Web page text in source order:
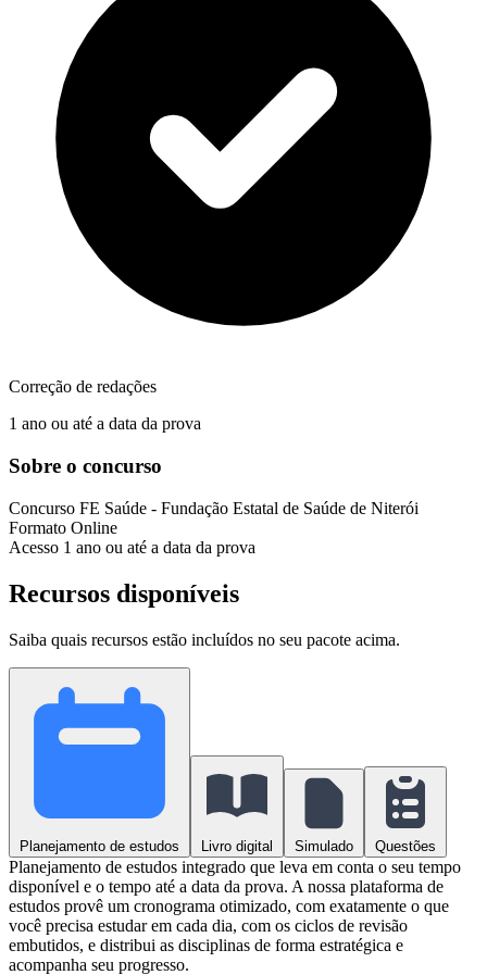
Correção de redações
1 ano ou até a data da prova
Sobre o concurso
Concurso FE Saúde - Fundação Estatal de Saúde de Niterói
Formato Online
Acesso 1 ano ou até a data da prova
Recursos disponíveis
Saiba quais recursos estão incluídos no seu pacote acima.
Planejamento de estudos Livro digital Simulado Questões
Planejamento de estudos integrado que leva em conta o seu tempo
disponível e o tempo até a data da prova. A nossa plataforma de
estudos provê um cronograma otimizado, com exatamente o que
você precisa estudar em cada dia, com os ciclos de revisão
embutidos, e distribui as disciplinas de forma estratégica e
acompanha seu progresso.